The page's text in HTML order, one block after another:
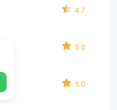
4.7
5.0
5.0